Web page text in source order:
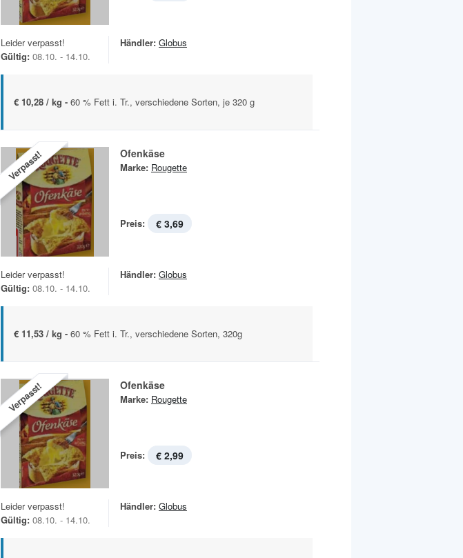
Leider verpasst!
Gültig: 08.10. - 14.10.
Händler: Globus
€ 10,28 / kg - 60 % Fett i. Tr., verschiedene Sorten, je 320 g
Verpasst! Ofenkäse
Marke: Rougette
Preis: € 3,69
Leider verpasst!
Gültig: 08.10. - 14.10.
Händler: Globus
€ 11,53 / kg - 60 % Fett i. Tr., verschiedene Sorten, 320g
Verpasst! Ofenkäse
Marke: Rougette
Preis: € 2,99
Leider verpasst!
Gültig: 08.10. - 14.10.
Händler: Globus